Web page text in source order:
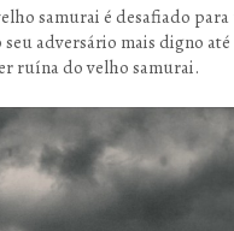
samurai é desafiado
adversário mais digno
ruína do velho samurai.